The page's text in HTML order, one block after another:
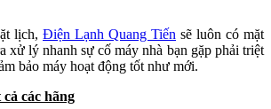
lịch, Điện Lạnh Quang Tiến sẽ luôn có mặt
xử lý nhanh sự cố máy nhà bạn gặp phải triệt
bảo máy hoạt động tốt như mới.
các hãng